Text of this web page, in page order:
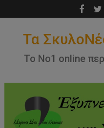
to
Τα
Το Νο1 online